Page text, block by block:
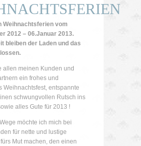
Weihnachtsferien vom
2012 – 06.Januar 2013.
bleiben der Laden und das
allen meinen Kunden und
ein frohes und
Weihnachtsfest, entspannte
schwungvollen Rutsch ins
alles Gute für 2013 !
möchte ich mich bei
für nette und lustige
Mut machen, den einen